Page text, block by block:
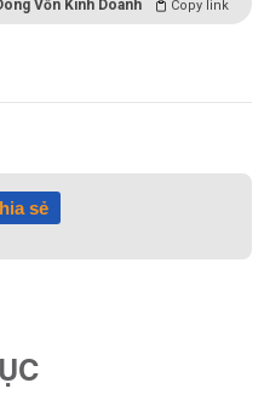
Vốn Kinh Doanh Copy link
sẻ